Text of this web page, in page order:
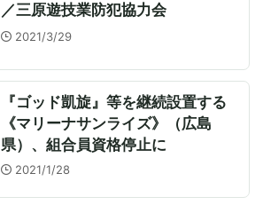
／三原遊技業防犯協力会
2021/3/29
『ゴッド凱旋』等を継続設置する
《マリーナサンライズ》（広島
県）、組合員資格停止に
2021/1/28